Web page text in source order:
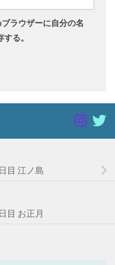
ラウザーに自分の名
る。
目 江ノ島
目 お正月